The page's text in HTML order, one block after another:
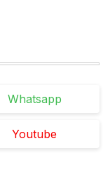
Whatsapp
Youtube